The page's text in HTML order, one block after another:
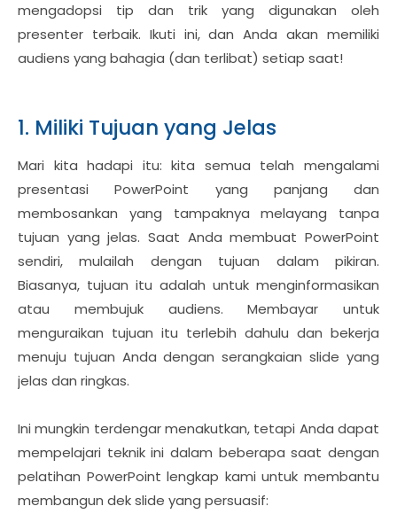
mengadopsi tip dan trik yang digunakan oleh
presenter terbaik. Ikuti ini, dan Anda akan memiliki
audiens yang bahagia (dan terlibat) setiap saat!
1. Miliki Tujuan yang Jelas
Mari kita hadapi itu: kita semua telah mengalami
presentasi PowerPoint yang panjang dan
membosankan yang tampaknya melayang tanpa
tujuan yang jelas. Saat Anda membuat PowerPoint
sendiri, mulailah dengan tujuan dalam pikiran.
Biasanya, tujuan itu adalah untuk menginformasikan
atau membujuk audiens. Membayar untuk
menguraikan tujuan itu terlebih dahulu dan bekerja
menuju tujuan Anda dengan serangkaian slide yang
jelas dan ringkas.
Ini mungkin terdengar menakutkan, tetapi Anda dapat
mempelajari teknik ini dalam beberapa saat dengan
pelatihan PowerPoint lengkap kami untuk membantu
membangun dek slide yang persuasif: